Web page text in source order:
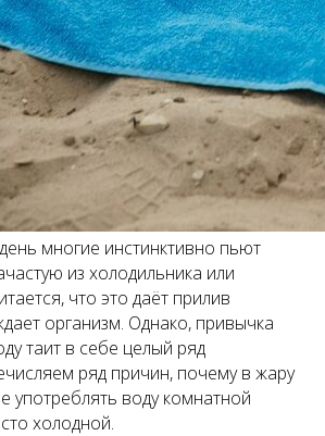
многие инстинктивно пьют
из холодильника или
что это даёт прилив
организм. Однако, привычка
таит в себе целый ряд
ряд причин, почему в жару
употреблять воду комнатной
холодной.